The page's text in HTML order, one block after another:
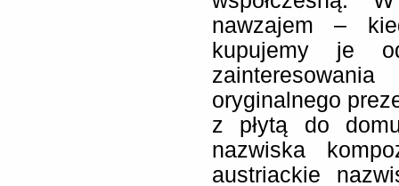
nawzajem –
kupujemy je
oryginalnego
z płytą do
nazwiska
austriackie